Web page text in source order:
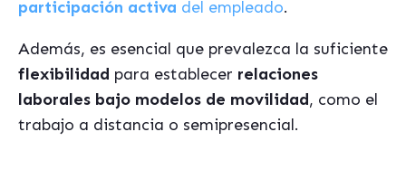
participación activa del empleado.
Además, es esencial que prevalezca la suficiente
flexibilidad para establecer relaciones
laborales bajo modelos de movilidad, como el
trabajo a distancia o semipresencial.